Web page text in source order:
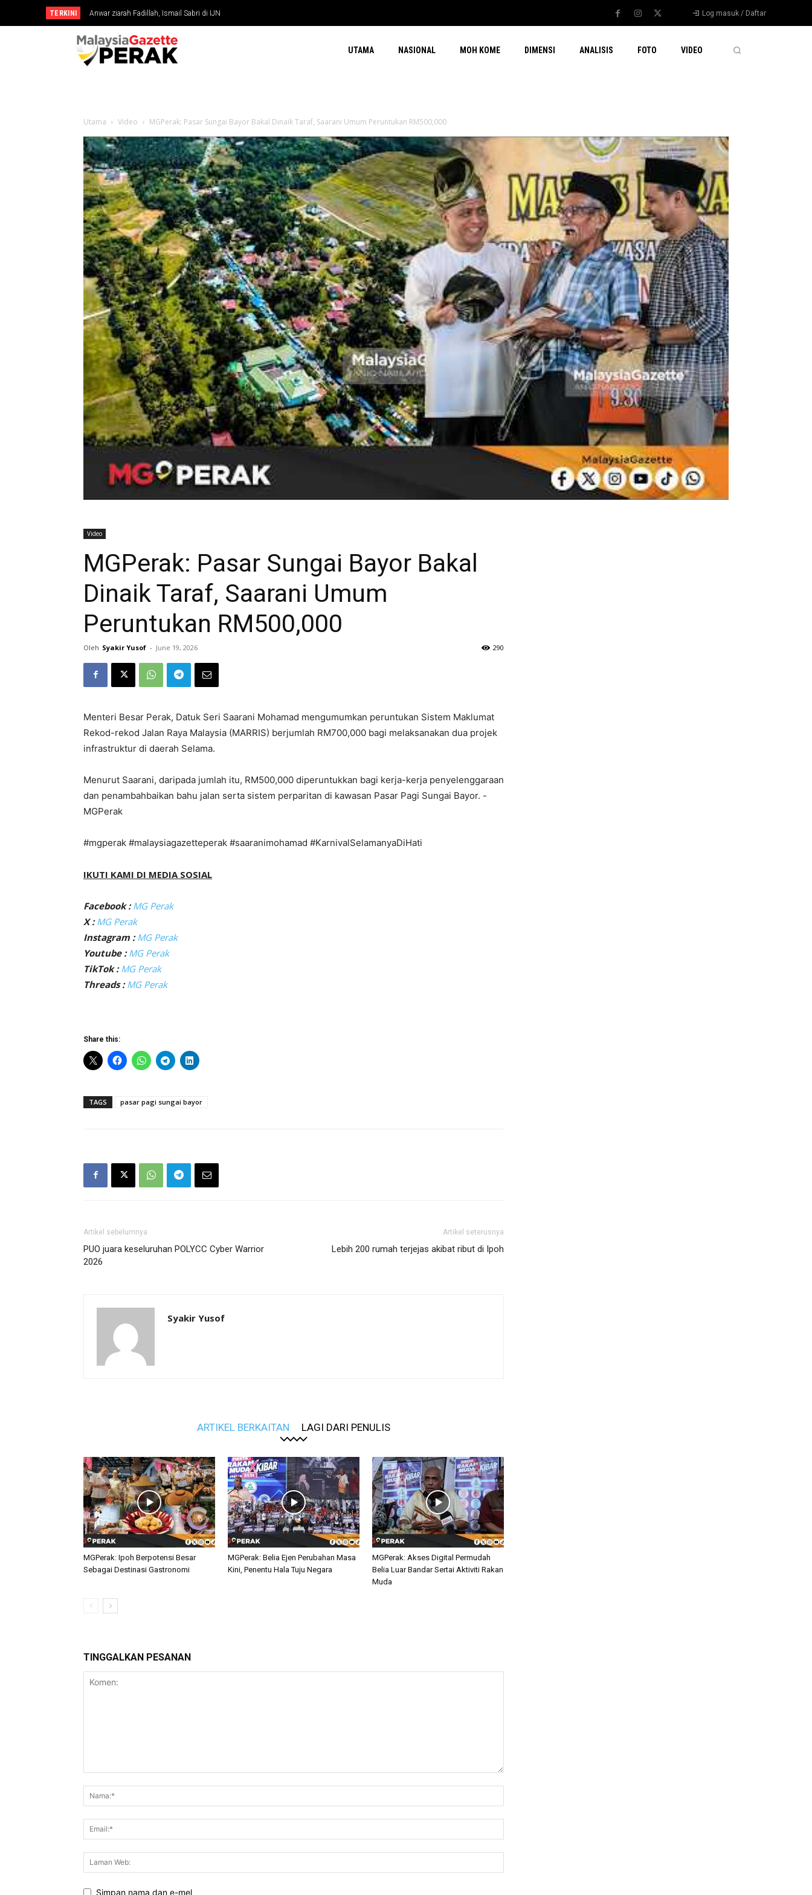
TERKINI Anwar ziarah Fadillah, Ismail Sabri di IJN Log masuk / Daftar
UTAMA NASIONAL MOH KOME DIMENSI ANALISIS FOTO VIDEO
Utama Video MGPerak: Pasar Sungai Bayor Bakal Dinaik Taraf, Saarani Umum Peruntukan RM500,000
Video
MGPerak: Pasar Sungai Bayor Bakal
Dinaik Taraf, Saarani Umum
Peruntukan RM500,000
Oleh Syakir Yusof - June 19, 2026 290
Menteri Besar Perak, Datuk Seri Saarani Mohamad mengumumkan peruntukan Sistem Maklumat
Rekod-rekod Jalan Raya Malaysia (MARRIS) berjumlah RM700,000 bagi melaksanakan dua projek
infrastruktur di daerah Selama.
Menurut Saarani, daripada jumlah itu, RM500,000 diperuntukkan bagi kerja-kerja penyelenggaraan
dan penambahbaikan bahu jalan serta sistem perparitan di kawasan Pasar Pagi Sungai Bayor. -
MGPerak
#mgperak #malaysiagazetteperak #saaranimohamad #KarnivalSelamanyaDiHati
IKUTI KAMI DI MEDIA SOSIAL
Facebook : MG Perak
X : MG Perak
Instagram : MG Perak
Youtube : MG Perak
TikTok : MG Perak
Threads : MG Perak
Share this:
TAGS pasar pagi sungai bayor
Artikel sebelumnya
PUO juara keseluruhan POLYCC Cyber Warrior
2026
Artikel seterusnya
Lebih 200 rumah terjejas akibat ribut di Ipoh
Syakir Yusof
ARTIKEL BERKAITAN LAGI DARI PENULIS
MGPerak: Ipoh Berpotensi Besar
Sebagai Destinasi Gastronomi
MGPerak: Belia Ejen Perubahan Masa
Kini, Penentu Hala Tuju Negara
MGPerak: Akses Digital Permudah
Belia Luar Bandar Sertai Aktiviti Rakan
Muda
TINGGALKAN PESANAN
Simpan nama dan e-mel